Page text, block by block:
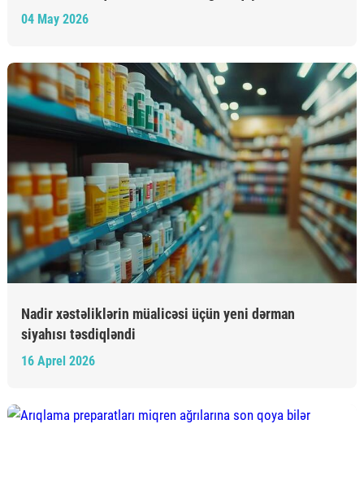
04 May 2026
Nadir xəstəliklərin müalicəsi üçün yeni dərman
siyahısı təsdiqləndi
16 Aprel 2026